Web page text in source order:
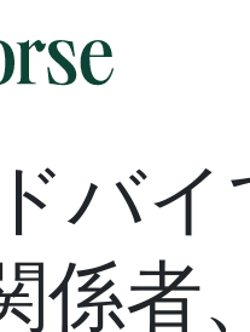
ドバ
係者